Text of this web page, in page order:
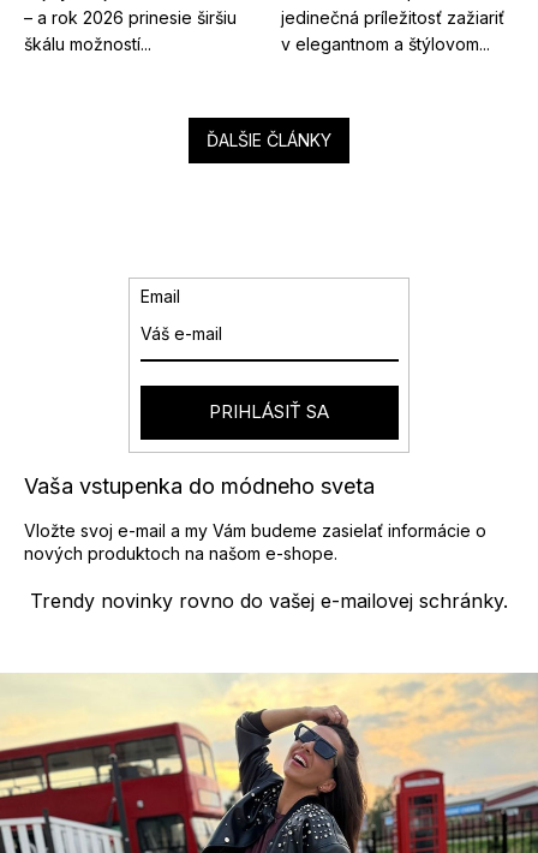
– a rok 2026 prinesie širšiu
škálu možností...
jedinečná príležitosť zažiariť
v elegantnom a štýlovom...
ĎALŠIE ČLÁNKY
Trendy novinky rovno do vašej e-mailovej schránky.
Vaša vstupenka do módneho sveta
Vložte svoj e-mail a my Vám budeme zasielať informácie o
nových produktoch na našom e-shope.
Email
PRIHLÁSIŤ SA